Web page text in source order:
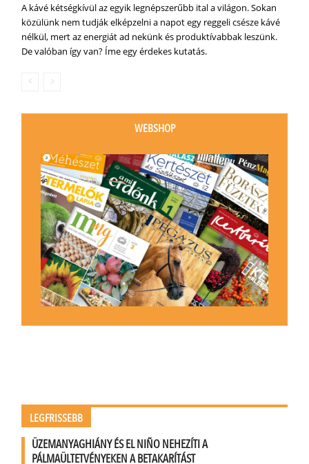
A kávé kétségkívül az egyik legnépszerűbb ital a világon. Sokan
közülünk nem tudják elképzelni a napot egy reggeli csésze kávé
nélkül, mert az energiát ad nekünk és produktívabbak leszünk.
De valóban így van? Íme egy érdekes kutatás.
WEBSHOP
LEGFRISSEBB
ÜZEMANYAGHIÁNY ÉS EL NIÑO NEHEZÍTI A
PÁLMAÜLTETVÉNYEKEN A BETAKARÍTÁST